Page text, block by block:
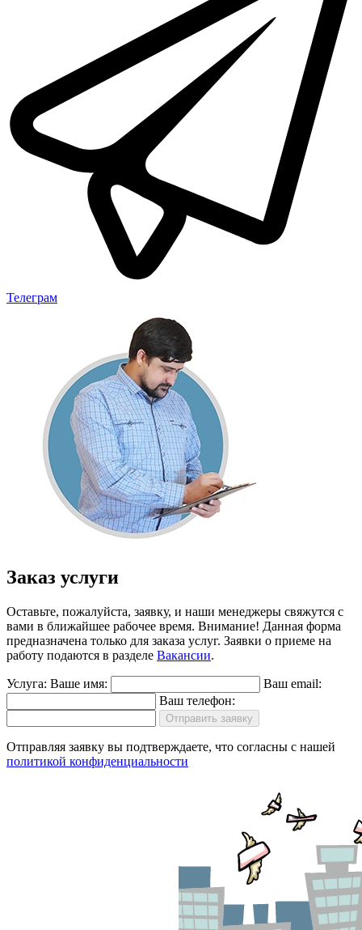
Телеграм
Заказ услуги
Оставьте, пожалуйста, заявку, и наши менеджеры свяжутся с
вами в ближайшее рабочее время. Внимание! Данная форма
предназначена только для заказа услуг. Заявки о приеме на
работу подаются в разделе Вакансии.
Услуга: Ваше имя:
Ваш email:
Ваш телефон:
Отправить заявку
Отправляя заявку вы подтверждаете, что согласны с нашей
политикой конфиденциальности